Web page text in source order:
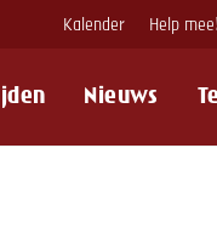
Kalender Help mee!
Nieuws